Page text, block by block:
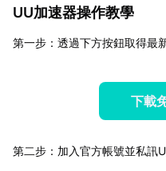
UU加速器操作教學
第一步：透過下方按鈕取得最
下載
第二步：加入官方帳號並私訊